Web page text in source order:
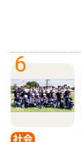
6
社会